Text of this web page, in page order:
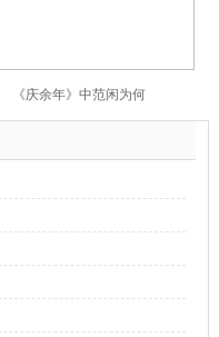
《庆余年》中范闲为何